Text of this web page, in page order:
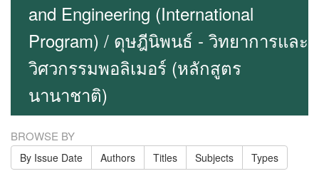
and Engineering (International
Program) / ดุษฎีนิพนธ์ - วิทยาการและ
วิศวกรรมพอลิเมอร์ (หลักสูตร
นานาชาติ)
BROWSE BY
By Issue Date Authors Titles Subjects Types